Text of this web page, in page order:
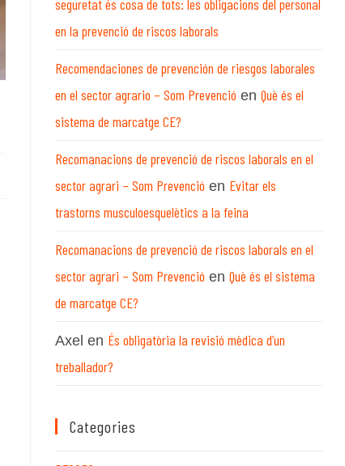
seguretat és cosa de tots: les obligacions del personal
en la prevenció de riscos laborals
Recomendaciones de prevención de riesgos laborales
en el sector agrario – Som Prevenció en Què és el
sistema de marcatge CE?
Recomanacions de prevenció de riscos laborals en el
sector agrari – Som Prevenció en Evitar els
trastorns musculoesquelètics a la feina
Recomanacions de prevenció de riscos laborals en el
sector agrari – Som Prevenció en Què és el sistema
de marcatge CE?
Axel en És obligatòria la revisió mèdica d’un
treballador?
Categories